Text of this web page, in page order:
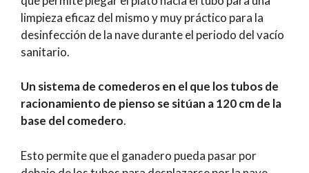
limpieza eficaz del mismo y muy práctico para la
desinfección de la nave durante el periodo del vacío
sanitario.
Un sistema de comederos en el que los tubos de
racionamiento de pienso se sitúan a 120 cm de la
base del comedero.
Esto permite que el ganadero pueda pasar por